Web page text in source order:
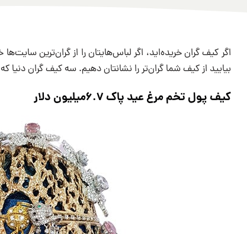
اگر کیف گران خریده‌اید، اگر لباس‌هایتان را از گران‌ترین
بیایید از کیف شما گران‌تر را نشانتان دهیم. سه کیف گران دنیا
کیف پول تخم مرغ عید پاک ۶.۷میلیون دلار